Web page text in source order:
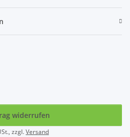
widerrufen
zzgl.Versand